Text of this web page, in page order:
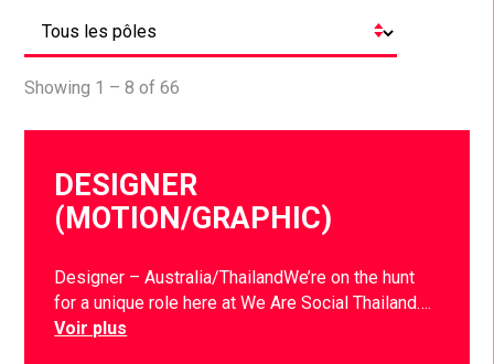
Showing 1 – 8 of 66
DESIGNER
(MOTION/GRAPHIC)
Designer – Australia/ThailandWe’re on the hunt
for a unique role here at We Are Social Thailand….
Voir plus